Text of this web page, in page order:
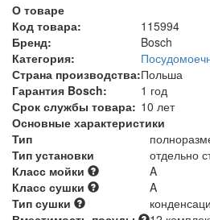
О товаре
Код товара:
115994
Бренд:
Bosch
Категория:
Страна производства:Польша
Гарантия Bosch:
1 год
Срок службы товара: 10 лет
Основные характеристики
Тип
Тип установки
отдельно
Класс мойки
A
Класс сушки
A
Тип сушки